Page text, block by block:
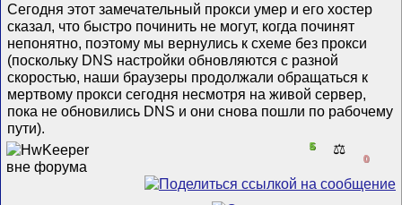
Сегодня этот замечательный прокси умер и его хостер
сказал, что быстро починить не могут, когда починят
непонятно, поэтому мы вернулись к схеме без прокси
(поскольку DNS настройки обновляются с разной
скоростью, наши браузеры продолжали обращаться к
мертвому прокси сегодня несмотря на живой сервер,
пока не обновились DNS и они снова пошли по рабочему
пути).
5 ⚖️
0